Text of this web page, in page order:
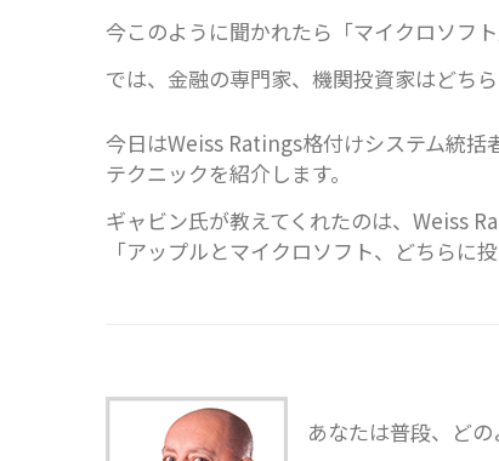
今このように聞かれたら「マイクロソフ
では、金融の専門家、機関投資家はどち
今日はWeiss Ratings格付けシステム統
テクニックを紹介します。
ギャビン氏が教えてくれたのは、Weiss
「アップルとマイクロソフト、どちらに
あなたは普段、どの